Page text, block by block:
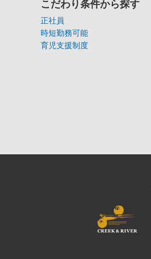
こだわり条件から探す
正社員
時短勤務可能
育児支援制度